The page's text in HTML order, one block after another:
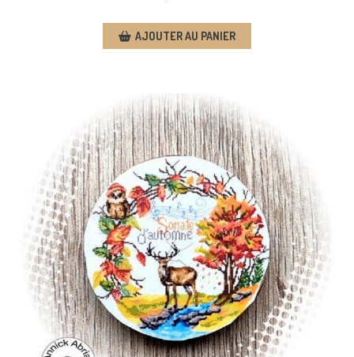
AJOUTER AU PANIER